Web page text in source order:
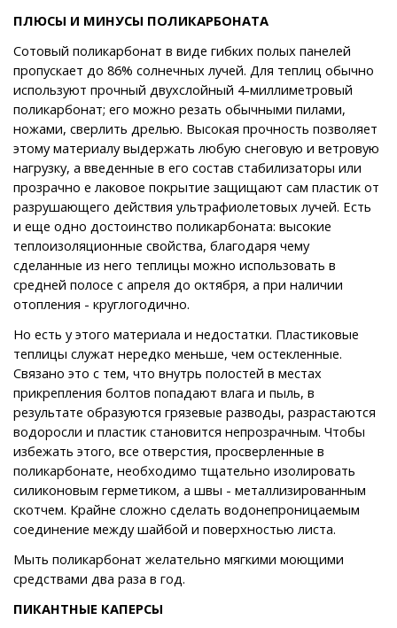
ПЛЮСЫ И МИНУСЫ ПОЛИКАРБОНАТА
Сотовый поликарбонат в виде гибких полых панелей
пропускает до 86% солнечных лучей. Для теплиц обычно
используют прочный двухслойный 4-миллиметровый
поликарбонат; его можно резать обычными пилами,
ножами, сверлить дрелью. Высокая прочность позволяет
этому материалу выдержать любую снеговую и ветровую
нагрузку, а введенные в его состав стабилизаторы или
прозрачно е лаковое покрытие защищают сам пластик от
разрушающего действия ультрафиолетовых лучей. Есть
и еще одно достоинство поликарбоната: высокие
теплоизоляционные свойства, благодаря чему
сделанные из него теплицы можно использовать в
средней полосе с апреля до октября, а при наличии
отопления - круглогодично.
Но есть у этого материала и недостатки. Пластиковые
теплицы служат нередко меньше, чем остекленные.
Связано это с тем, что внутрь полостей в местах
прикрепления болтов попадают влага и пыль, в
результате образуются грязевые разводы, разрастаются
водоросли и пластик становится непрозрачным. Чтобы
избежать этого, все отверстия, просверленные в
поликарбонате, необходимо тщательно изолировать
силиконовым герметиком, а швы - металлизированным
скотчем. Крайне сложно сделать водонепроницаемым
соединение между шайбой и поверхностью листа.
Мыть поликарбонат желательно мягкими моющими
средствами два раза в год.
ПИКАНТНЫЕ КАПЕРСЫ